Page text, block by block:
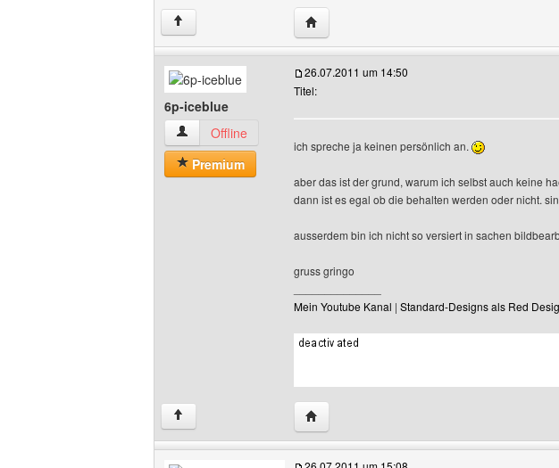
↑ Website dieses Benutzers besuchen:
6p-iceblue
6p-iceblue Benutzer-Profile anzeigen
Offline
Premium
26.07.2011 um 14:50
Titel:
ich spreche ja keinen persönlich an.
aber das ist der grund, warum ich selbst auch keine
dann ist es egal ob die behalten werden oder nicht.
ausserdem bin ich nicht so versiert in sachen
gruss gringo
Mein Youtube Kanal | Standard-Designs als Red
↑ Website dieses Benutzers besuchen: 6p-